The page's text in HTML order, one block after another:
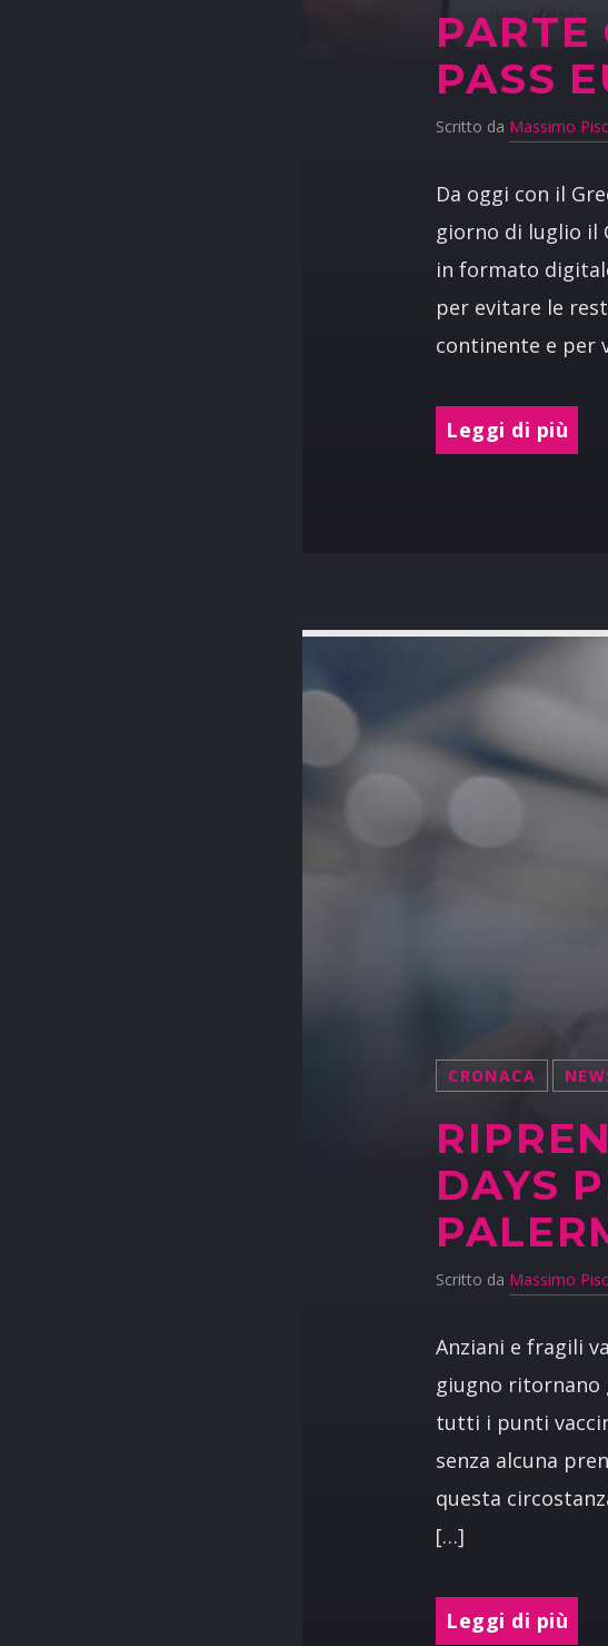
PARTE
PASS
Scritto da Massimo
Da oggi con il
giorno di luglio il
in formato
per evitare le
continente e per
Leggi di più
CRONACA
DAYS
Scritto da Massimo
Anziani e fragili
giugno ritornano
tutti i punti
senza alcuna
questa
[…]
Leggi di più